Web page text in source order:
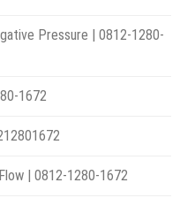
Pressure | 0812-1280-
1672
| 0812-1280-1672